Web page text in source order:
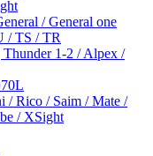
/ General one
/ TS / TR
1-2 / Alpex /
/ Rico / Saim / Mate /
/ XSight